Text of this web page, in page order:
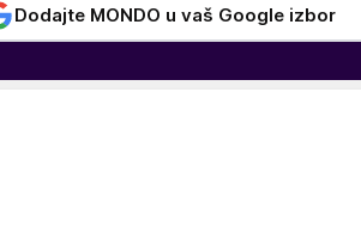
Dodajte MONDO u vaš Google izbor